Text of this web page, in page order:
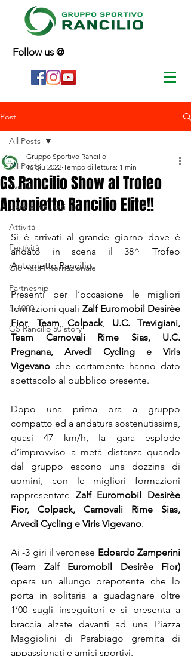
Follow us @
Post
All Posts
Eventi
Gare e Risultati
Attività
Festività
Giornata Internazionale
Partneship
5x1000
GS Rancilio 50'story
All Posts
GS Rancilio Show al Trofeo
Antonietto Rancilio Elite!!
Gruppo Sportivo Rancilio
16 giu 2022 Tempo di lettura: 1 min
Si è arrivati al grande giorno dove è
andato in scena il 38^ Trofeo
Antonietto Rancilio.
Presenti per l’occasione le migliori
formazioni quali Zalf Euromobil Desirèe
Fior, Team Colpack, U.C. Trevigiani,
Team Carnovali Rime Sias, U.C.
Pregnana, Arvedi Cycling e Viris
Vigevano che certamente hanno dato
spettacolo al pubblico presente.
Dopo una prima ora a gruppo
compatto ed a andatura sostenutissima,
quasi 47 km/h, la gara esplode
d’improvviso a metà distanza quando
dal gruppo escono una dozzina di
uomini, con le migliori formazioni
rappresentate Zalf Euromobil Desirèe
Fior, Colpack, Carnovali Rime Sias,
Arvedi Cycling e Viris Vigevano.
Ai -3 giri il veronese Edoardo Zamperini
(Team Zalf Euromobil Desirèe Fior)
opera un allungo prepotente che lo
porta in solitaria a guadagnare oltre
1’00 sugli inseguitori e si presenta a
braccia alzate davanti ad una Piazza
Maggiolini di Parabiago gremita di
appassionati e amici sportivi.